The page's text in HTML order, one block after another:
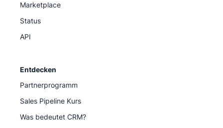
Marketplace
Status
API
Entdecken
Partnerprogramm
Sales Pipeline Kurs
Was bedeutet CRM?